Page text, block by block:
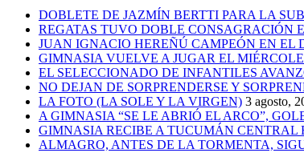
DOBLETE DE JAZMÍN BERTTI PARA LA
REGATAS TUVO DOBLE CONSAGRACIÓN
JUAN IGNACIO HEREÑÚ CAMPEÓN EN EL
GIMNASIA VUELVE A JUGAR EL
EL SELECCIONADO DE INFANTILES
NO DEJAN DE SORPRENDERSE Y
LA FOTO (LA SOLE Y LA VIRGEN) 3 agosto,
A GIMNASIA “SE LE ABRIÓ EL ARCO”,
GIMNASIA RECIBE A TUCUMÁN
ALMAGRO, ANTES DE LA TORMENTA,